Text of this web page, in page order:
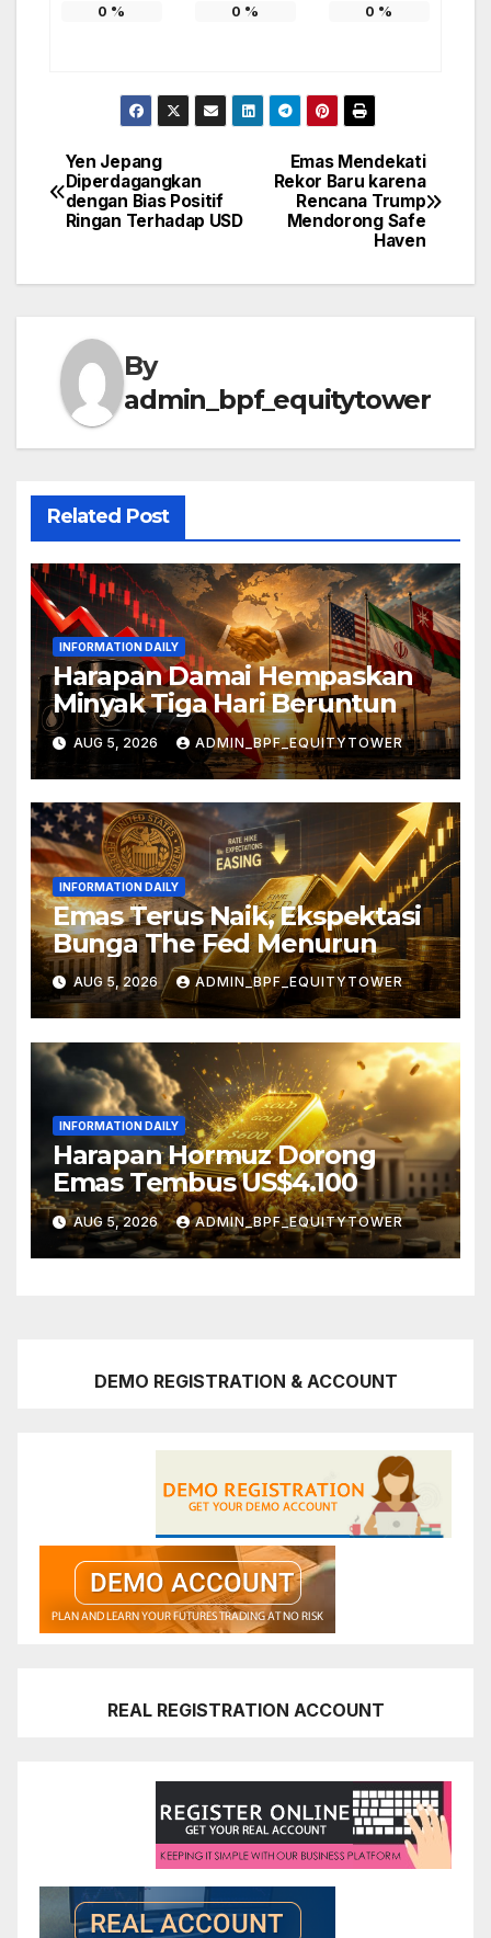
0 % 0 % 0 %
Post
navigation
Emas Mendekati
Rekor Baru karena
Rencana Trump
Mendorong Safe
Haven
Yen Jepang
Diperdagangkan
dengan Bias Positif
Ringan Terhadap USD
By
admin_bpf_equitytower
Related Post
INFORMATION DAILY
Harapan Damai Hempaskan
Minyak Tiga Hari Beruntun
AUG 5, 2026 ADMIN_BPF_EQUITYTOWER
INFORMATION DAILY
Emas Terus Naik, Ekspektasi
Bunga The Fed Menurun
AUG 5, 2026 ADMIN_BPF_EQUITYTOWER
INFORMATION DAILY
Harapan Hormuz Dorong
Emas Tembus US$4.100
AUG 5, 2026 ADMIN_BPF_EQUITYTOWER
DEMO REGISTRATION & ACCOUNT
REAL REGISTRATION ACCOUNT